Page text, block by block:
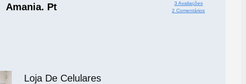
Amania. Pt
3 Avaliações
2 Comentários
Loja De Celulares